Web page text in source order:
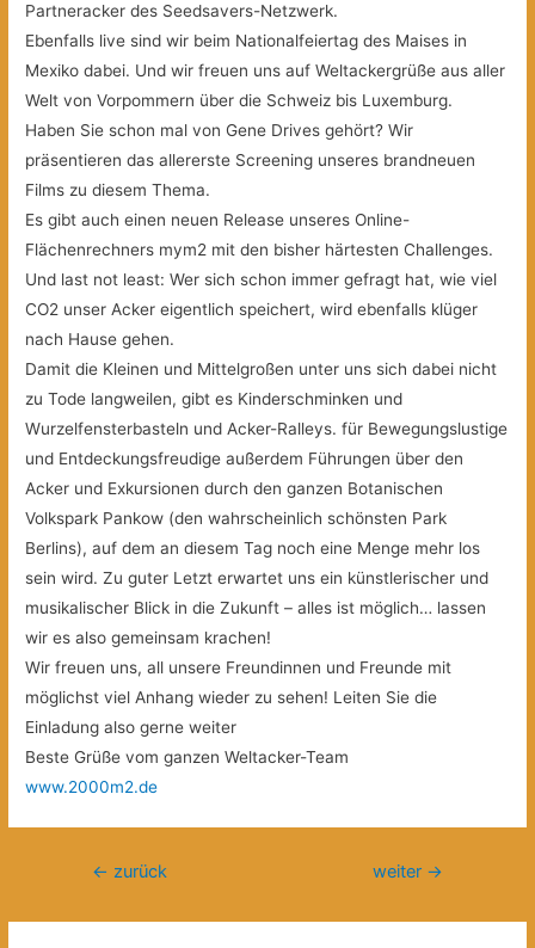
Partneracker des Seedsavers-Netzwerk.
Ebenfalls live sind wir beim Nationalfeiertag des Maises in
Mexiko dabei. Und wir freuen uns auf Weltackergrüße aus aller
Welt von Vorpommern über die Schweiz bis Luxemburg.
Haben Sie schon mal von Gene Drives gehört? Wir
präsentieren das allererste Screening unseres brandneuen
Films zu diesem Thema.
Es gibt auch einen neuen Release unseres Online-
Flächenrechners mym2 mit den bisher härtesten Challenges.
Und last not least: Wer sich schon immer gefragt hat, wie viel
CO2 unser Acker eigentlich speichert, wird ebenfalls klüger
nach Hause gehen.
Damit die Kleinen und Mittelgroßen unter uns sich dabei nicht
zu Tode langweilen, gibt es Kinderschminken und
Wurzelfensterbasteln und Acker-Ralleys. für Bewegungslustige
und Entdeckungsfreudige außerdem Führungen über den
Acker und Exkursionen durch den ganzen Botanischen
Volkspark Pankow (den wahrscheinlich schönsten Park
Berlins), auf dem an diesem Tag noch eine Menge mehr los
sein wird. Zu guter Letzt erwartet uns ein künstlerischer und
musikalischer Blick in die Zukunft – alles ist möglich… lassen
wir es also gemeinsam krachen!
Wir freuen uns, all unsere Freundinnen und Freunde mit
möglichst viel Anhang wieder zu sehen! Leiten Sie die
Einladung also gerne weiter
Beste Grüße vom ganzen Weltacker-Team
www.2000m2.de
Beitragsnavigation
← zurück weiter →